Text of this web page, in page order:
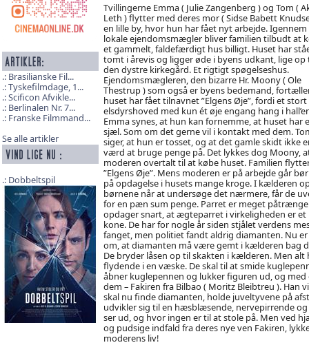
Brasilianske Fil...
Tyskefilmdage, 1...
Scificon Afvikle...
Berlinalen Nr. 7...
Franske Filmmand...
Se alle artikler
Dobbeltspil
Tvillingerne Emma ( Julie Zangenberg ) og Tom (
Leth ) flytter med deres mor ( Sidse Babett
en lille by, hvor hun har fået nyt arbejde. Igennem
lokale ejendomsmægler bliver familien tilbudt at
et gammelt, faldefærdigt hus billigt. Huset har
tomt i årevis og ligger øde i byens udkant, lige op
den dystre kirkegård. Et rigtigt spøgelseshus.
Ejendomsmægleren, den bizarre Hr. Moony ( Ole
Thestrup ) som også er byens bedemand,
huset har fået tilnavnet ”Elgens Øje”, fordi et stort
elsdyrshoved med kun ét øje engang hang i
Emma synes, at hun kan fornemme, at huset har
sjæl. Som om det gerne vil i kontakt med dem.
siger, at hun er tosset, og at det gamle skidt ikke
værd at bruge penge på. Det lykkes dog Moony,
moderen overtalt til at købe huset. Familien
”Elgens Øje”. Mens moderen er på arbejde går
på opdagelse i husets mange kroge. I kælderen
børnene når at undersøge det nærmere, får de
for en pæn sum penge. Parret er meget
opdager snart, at ægteparret i virkeligheden er
kone. De har for nogle år siden stjålet verdens
fanget, men politiet fandt aldrig diamanten. Nu
om, at diamanten må være gemt i kælderen bag
De bryder låsen op til skakten i kælderen. Men
flydende i en væske. De skal til at smide
åbner kuglepennen og lukker figuren ud, og
dem – Fakiren fra Bilbao ( Moritz Bleibtreu ).
skal nu finde diamanten, holde juveltyvene på
udvikler sig til en hæsblæsende, nervepirrende
ser ud, og hvor ingen er til at stole på. Men ved
og pudsige indfald fra deres nye ven Fakiren,
moderens liv!